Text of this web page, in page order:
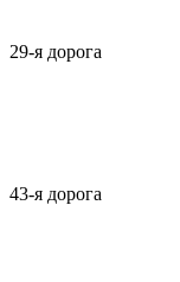
29-я дорога
43-я дорога